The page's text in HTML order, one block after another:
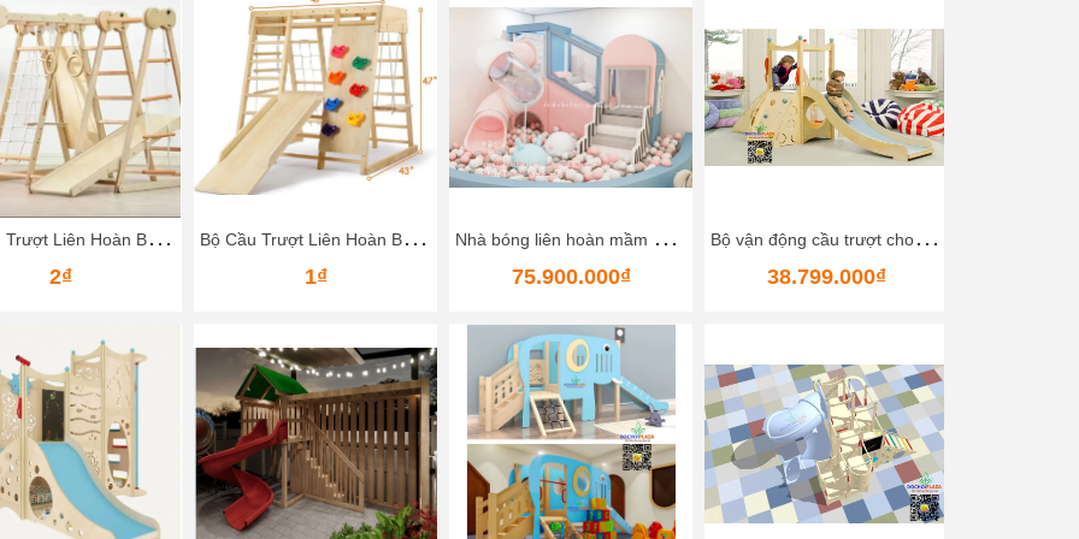
B
ộ Cầu Trượt Liên Hoàn Bằng Gỗ – Vận Động Leo Núi, Trượt Dốc Cho Bé
2₫
B
ộ Cầu Trượt Liên Hoàn Bằng Gỗ Cho Bé – Khu Vui Chơi Mini Ngay Tại Nhà
1₫
N
hà bóng liên hoàn mầm non 5
75.900.000₫
B
ộ vận động cầu trượt cho bé Bằng gỗ Size 300x150x170 Cm Happy Kids Wood Slide
38.799.000₫